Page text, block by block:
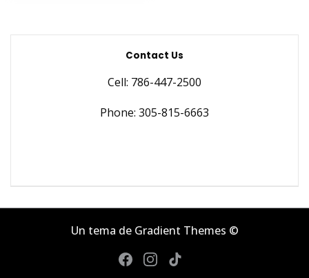
variantes.
Las
se
elegir
de
Contact Us
Cell: 786-447-2500
Phone: 305-815-6663
Un tema de Gradient Themes ©